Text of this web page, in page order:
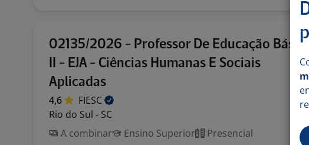
02135/2026 - Professor De Educação Básica
II - EJA - Ciências Humanas E Sociais
Aplicadas
4,6
FIESC
Rio do Sul - SC
A combinar
Ensino Superior
Presencial